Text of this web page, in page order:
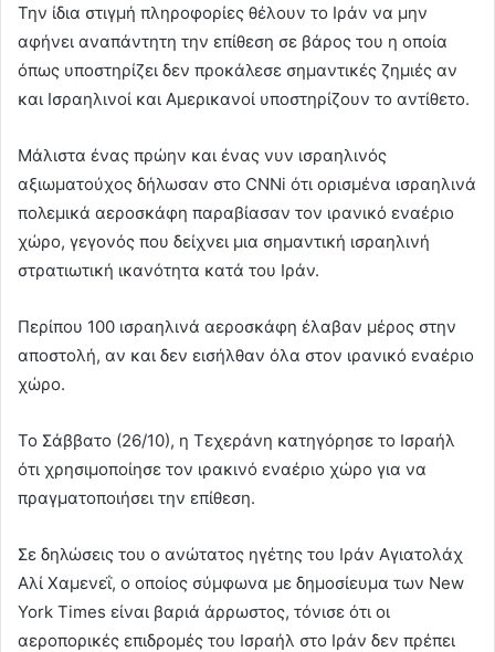
Την ίδια στιγμή πληροφορίες θέλουν το Ιράν να μην
αφήνει αναπάντητη την επίθεση σε βάρος του η οποία
όπως υποστηρίζει δεν προκάλεσε σημαντικές ζημιές αν
και Ισραηλινοί και Αμερικανοί υποστηρίζουν το αντίθετο.
Μάλιστα ένας πρώην και ένας νυν ισραηλινός
αξιωματούχος δήλωσαν στο CNNi ότι ορισμένα ισραηλινά
πολεμικά αεροσκάφη παραβίασαν τον ιρανικό εναέριο
χώρο, γεγονός που δείχνει μια σημαντική ισραηλινή
στρατιωτική ικανότητα κατά του Ιράν.
Περίπου 100 ισραηλινά αεροσκάφη έλαβαν μέρος στην
αποστολή, αν και δεν εισήλθαν όλα στον ιρανικό εναέριο
χώρο.
Το Σάββατο (26/10), η Τεχεράνη κατηγόρησε το Ισραήλ
ότι χρησιμοποίησε τον ιρακινό εναέριο χώρο για να
πραγματοποιήσει την επίθεση.
Σε δηλώσεις του ο ανώτατος ηγέτης του Ιράν Αγιατολάχ
Αλί Χαμενεΐ, ο οποίος σύμφωνα με δημοσίευμα των New
York Times είναι βαριά άρρωστος, τόνισε ότι οι
αεροπορικές επιδρομές του Ισραήλ στο Ιράν δεν πρέπει